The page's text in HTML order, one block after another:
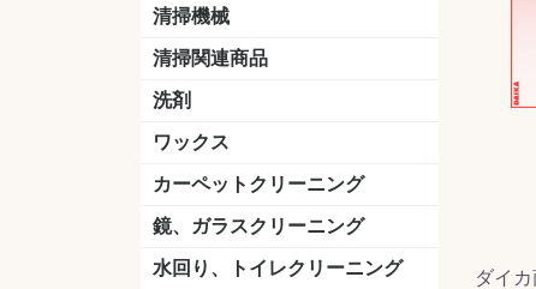
ほうき
ちりとり
モップ及び関連品 ワンタッチ
水切りドラ
その他アタ
モップ
ハードフロア用ダストモップ
テラモト
その他
清掃機械
掃除機
ドライバ
アップラ
コードレ
高圧洗浄機
吸水機
カーペット用マシン
送風機
ポリッシャー スタンダ
ハンディ
ポリッシャー・自動床洗浄機用
掃除機用紙パック
その他
清掃関連商品
ダストカート
台車
移動式バレット
脚立
モップハンガー
サインボード
光沢計
カーペット汚染度計
洗剤
床用表面洗浄剤
ハクリ剤
厨房用
工場用
石材用
サビ用
木材用
タイル用
外壁用
壁面用
手あか用
病院用
除菌用
ワックス
樹脂ワックス
半樹脂ワックス
フローリング用
病院用ワックス
中性ワックス
石材用
木床用
その他
カーペットクリーニング
洗剤
ブラシ
パット
その他
鏡、ガラスクリーニング
ガラスワイパー
シャンパー(ウオッシャー)
ガラススクイジー
ケレン
ツールホルダー
洗剤 うろこ取り
天井・高所作業
水回り、トイレクリーニング
ダイ